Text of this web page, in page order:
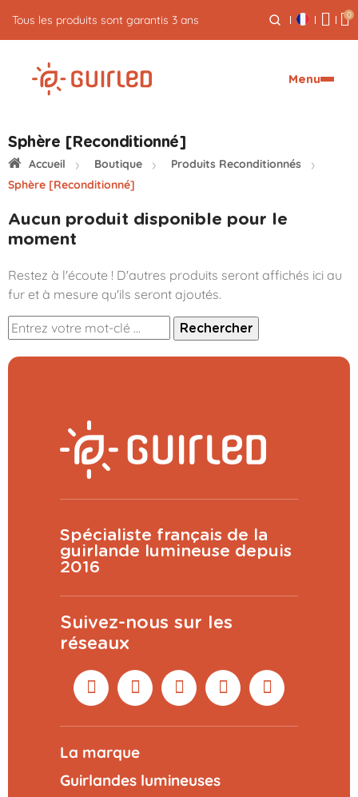
Tous les produits sont garantis 3 ans 0
Menu
Sphère [Reconditionné]
Accueil Boutique
Produits Reconditionnés
Sphère [Reconditionné]
Aucun produit disponible pour le
moment
Restez à l'écoute ! D'autres produits seront affichés ici au
fur et à mesure qu'ils seront ajoutés.
Rechercher
Spécialiste français de la
guirlande lumineuse depuis
2016
Suivez-nous sur les
réseaux
La marque
Guirlandes lumineuses